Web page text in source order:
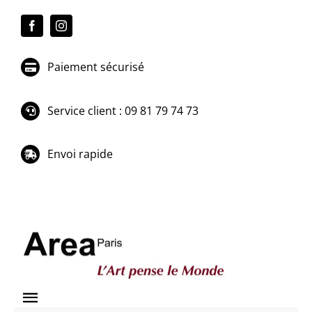
Paiement sécurisé
Service client : 09 81 79 74 73
Envoi rapide